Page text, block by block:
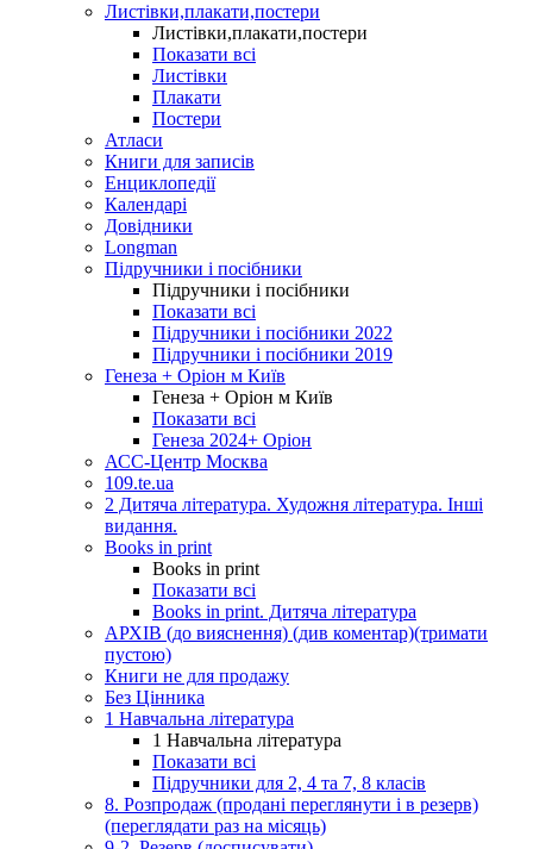
Листівки,плакати,постери
Листівки,плакати,постери
Показати всі
Листівки
Плакати
Постери
Атласи
Книги для записів
Енциклопедії
Календарі
Довідники
Longman
Підручники і посібники
Підручники і посібники
Показати всі
Підручники і посібники 2022
Підручники і посібники 2019
Генеза + Оріон м Київ
Генеза + Оріон м Київ
Показати всі
Генеза 2024+ Оріон
АСС-Центр Москва
109.te.ua
2 Дитяча література. Художня література. Інші
видання.
Books in print
Books in print
Показати всі
Books in print. Дитяча література
АРХІВ (до вияснення) (див коментар)(тримати
пустою)
Книги не для продажу
Без Цінника
1 Навчальна література
1 Навчальна література
Показати всі
Підручники для 2, 4 та 7, 8 класів
8. Розпродаж (продані переглянути і в резерв)
(переглядати раз на місяць)